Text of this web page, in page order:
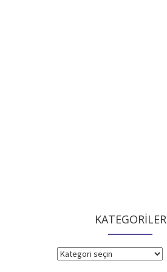
KATEGORİLER
KATEGORİLER